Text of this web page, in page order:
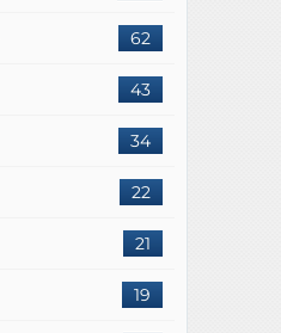
62
43
34
22
21
19